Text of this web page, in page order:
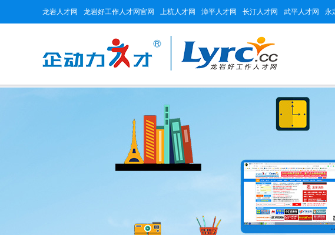
龙岩人才网 龙岩好工作人才网官网 上杭人才网 漳平人才网 长汀人才网 武平人才网 永